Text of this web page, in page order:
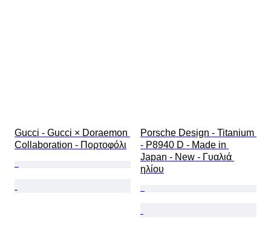
Gucci - Gucci × Doraemon
Collaboration - Πορτοφόλι
Porsche Design - Titanium
- P8940 D - Made in
Japan - New - Γυαλιά
ηλίου